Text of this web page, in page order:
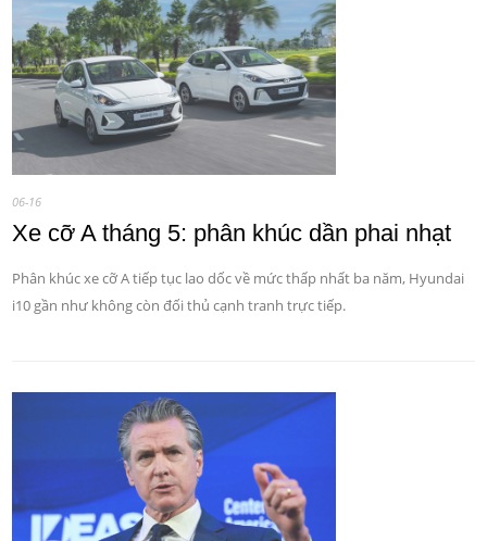
06-16
Xe cỡ A tháng 5: phân khúc dần phai nhạt
Phân khúc xe cỡ A tiếp tục lao dốc về mức thấp nhất ba năm, Hyundai
i10 gần như không còn đối thủ cạnh tranh trực tiếp.